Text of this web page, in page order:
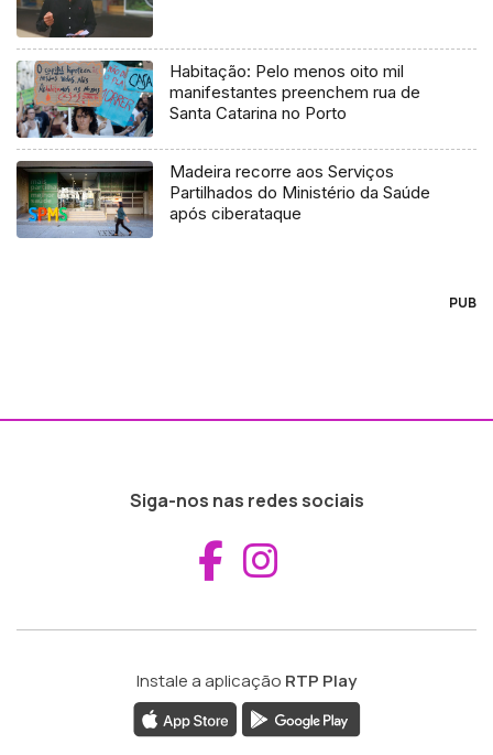
Habitação: Pelo menos oito mil
manifestantes preenchem rua de
Santa Catarina no Porto
Madeira recorre aos Serviços
Partilhados do Ministério da Saúde
após ciberataque
PUB
Siga-nos nas redes sociais
Aceder ao
Instale a aplicação RTP Play